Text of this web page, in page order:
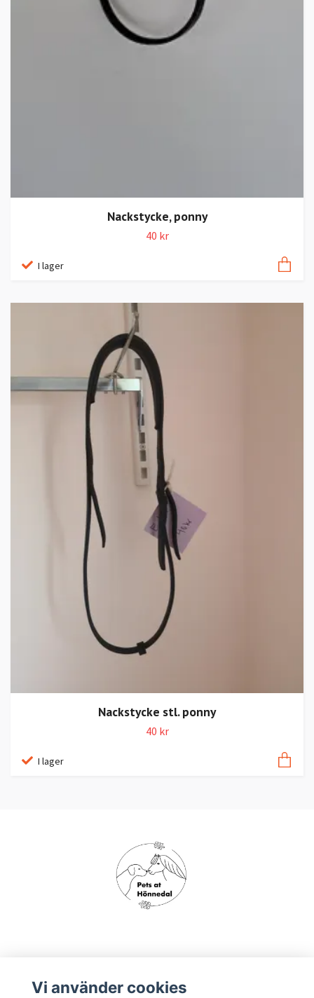
Nackstycke, ponny
40 kr
I lager
Nackstycke stl. ponny
40 kr
I lager
Vi använder cookies